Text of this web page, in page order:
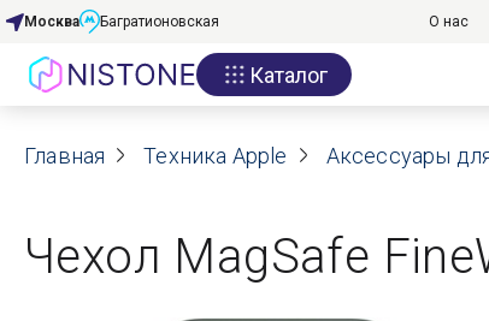
Акции
О нас
Договор оферты
Москва Багратионовская О нас
Каталог
Главная Техника Apple Аксессуары
Чехол MagSafe